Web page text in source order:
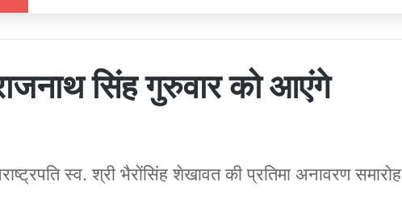
राजनाथ सिंह गुरुवार को आएंगे
स्व. श्री भैरोंसिंह शेखावत की प्रतिमा अनावरण समारोह